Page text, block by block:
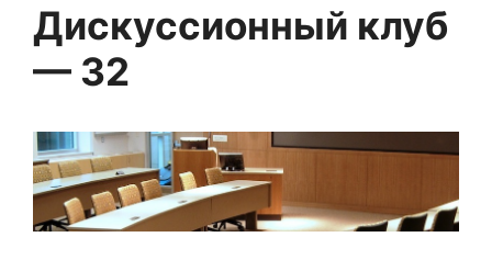
Дискуссионный клуб
— 32